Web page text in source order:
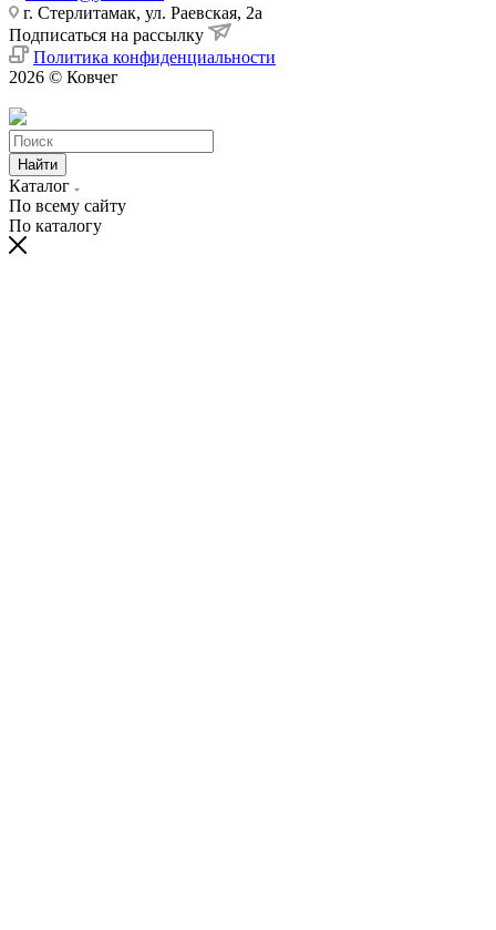
г. Стерлитамак, ул. Раевская, 2а
Подписаться на рассылку
Политика конфиденциальности
2026 © Ковчег
Найти
Каталог
По всему сайту
По каталогу